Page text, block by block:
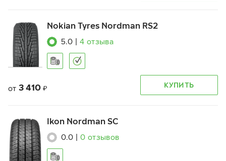
Nokian Tyres Nordman RS2
5.0 4 отзыва
от 3 410 ₽ КУПИТЬ
Ikon Nordman SC
0.0 0 отзывов